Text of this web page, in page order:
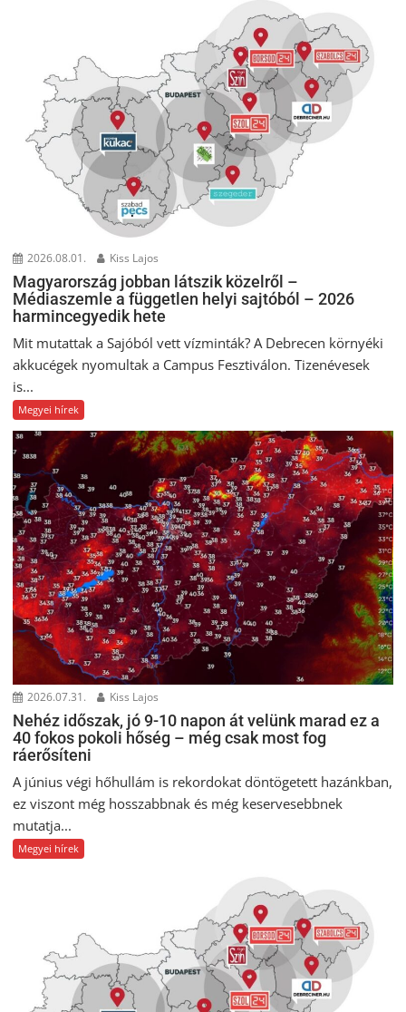
2026.08.01. Kiss Lajos
Magyarország jobban látszik közelről –
Médiaszemle a független helyi sajtóból – 2026
harmincegyedik hete
Mit mutattak a Sajóból vett vízminták? A Debrecen környéki
akkucégek nyomultak a Campus Fesztiválon. Tizenévesek
is...
Megyei hírek
2026.07.31. Kiss Lajos
Nehéz időszak, jó 9-10 napon át velünk marad ez a
40 fokos pokoli hőség – még csak most fog
ráerősíteni
A június végi hőhullám is rekordokat döntögetett hazánkban,
ez viszont még hosszabbnak és még keservesebbnek
mutatja...
Megyei hírek